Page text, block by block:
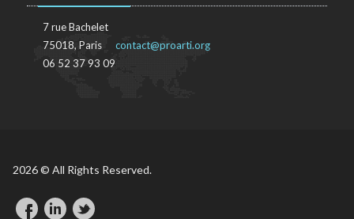
7 rue Bachelet
75018, Paris
06 52 37 93 09
contact@proarti.org
2026 © All Rights Reserved.